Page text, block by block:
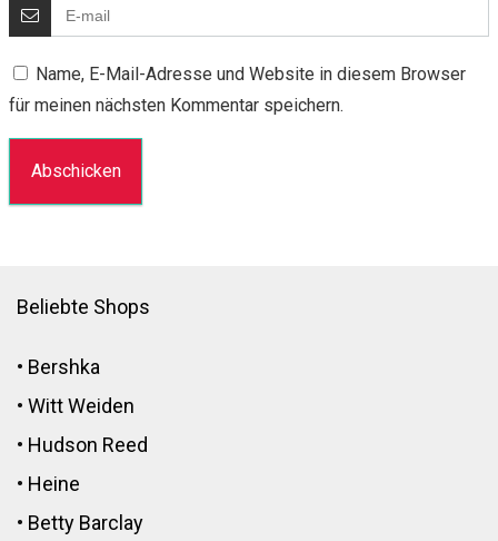
Name, E-Mail-Adresse und Website in diesem Browser
für meinen nächsten Kommentar speichern.
Beliebte Shops
• Bershka
• Witt Weiden
• Hudson Reed
• Heine
• Betty Barclay